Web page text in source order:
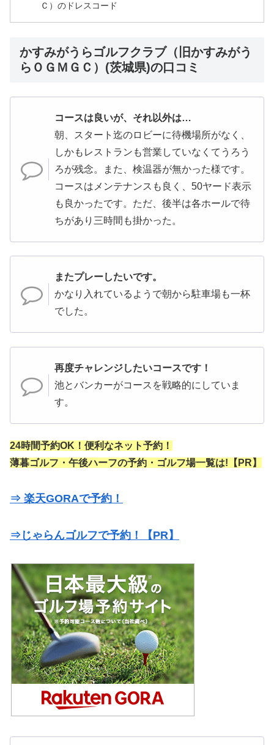
Ｃ）のドレスコード
かすみがうらゴルフクラブ（旧かすみがう
らＯＧＭＧＣ）(茨城県)の口コミ
コースは良いが、それ以外は…
朝、スタート迄のロビーに待機場所がなく、
しかもレストランも営業していなくてうろう
ろが残念。また、検温器が無かった様です。
コースはメンテナンスも良く、50ヤード表示
も良かったです。ただ、後半は各ホールで待
ちがあり三時間も掛かった。
またプレーしたいです。
かなり入れているようで朝から駐車場も一杯
でした。
再度チャレンジしたいコースです！
池とバンカーがコースを戦略的にしていま
す。
24時間予約OK！便利なネット予約！
薄暮ゴルフ・午後ハーフの予約・ゴルフ場一覧は!【PR】
⇒ 楽天GORAで予約！
⇒じゃらんゴルフで予約！【PR】